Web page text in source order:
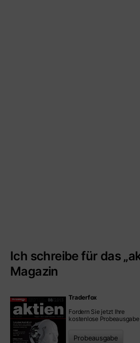
Ich schreibe für das
Magazin
Traderfox
Fordern Sie jetzt Ihre
kostenlose Probeausgabe
Probeausgabe